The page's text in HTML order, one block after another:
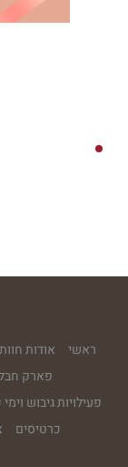
ראשי אודות
פארק
פעילויות גיבוש וימי
כרטיסים